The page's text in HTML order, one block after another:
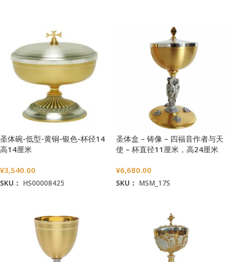
圣体碗-低型-黄铜-银色-杯径14
高14厘米
¥3,540.00
SKU： HS00008425
圣体盒 – 铸像 – 四福音作者与天
使 – 杯直径11厘米，高24厘米
¥6,680.00
SKU： MSM_17S